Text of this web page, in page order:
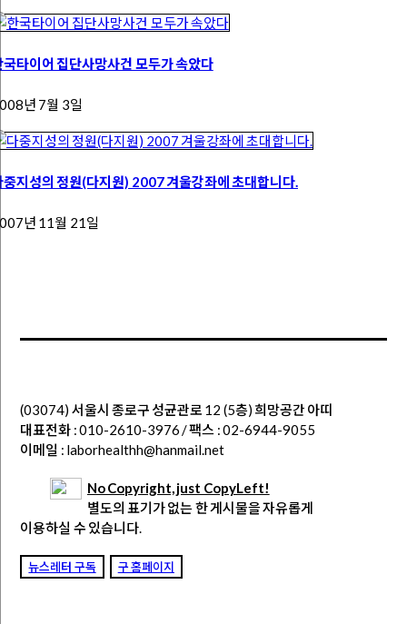
국타이어 집단사망사건 모두가 속았다
년 7월 3일
중지성의 정원(다지원) 2007 겨울강좌에 초대합니다.
년 11월 21일
(03074) 서울시 종로구 성균관로 12 (5층) 희망공간 아띠
대표전화 : 010-2610-3976 / 팩스 : 02-6944-9055
이메일 : laborhealthh@hanmail.net
No Copyright, just CopyLeft!
별도의 표기가 없는 한 게시물을 자유롭게
이용하실 수 있습니다.
뉴스레터 구독 구 홈페이지